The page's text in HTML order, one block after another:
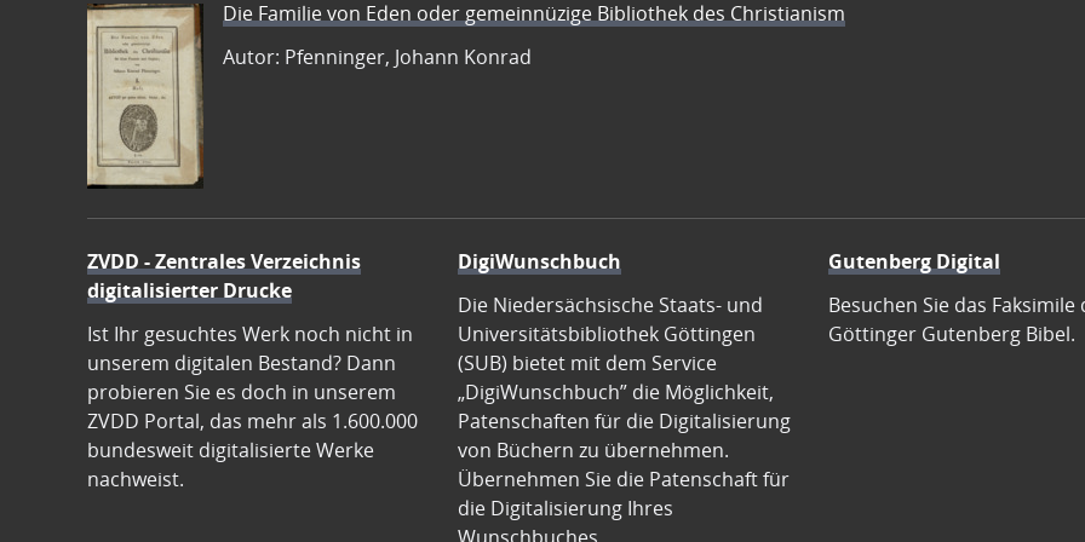
Die Familie von Eden oder gemeinnüzige Bibliothek des Christianism
Autor: Pfenninger, Johann Konrad
ZVDD - Zentrales Verzeichnis
digitalisierter Drucke
Ist Ihr gesuchtes Werk noch nicht in
unserem digitalen Bestand? Dann
probieren Sie es doch in unserem
ZVDD Portal, das mehr als 1.600.000
bundesweit digitalisierte Werke
nachweist.
DigiWunschbuch
Die Niedersächsische Staats- und
Universitätsbibliothek Göttingen
(SUB) bietet mit dem Service
„DigiWunschbuch” die Möglichkeit,
Patenschaften für die Digitalisierung
von Büchern zu übernehmen.
Übernehmen Sie die Patenschaft für
die Digitalisierung Ihres
Gutenberg Digital
Besuchen Sie das Faksimile
Göttinger Gutenberg Bibel.